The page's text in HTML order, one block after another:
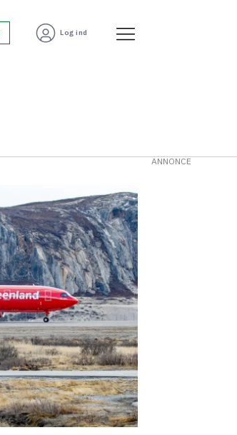
Log ind
ANNONCE